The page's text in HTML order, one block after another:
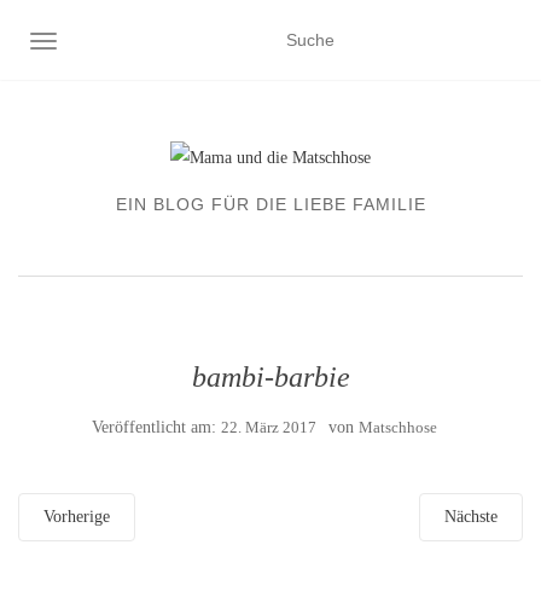
NAVIGATION EIN-/AUSSCHALTEN
EIN BLOG FÜR DIE LIEBE FAMILIE
bambi-barbie
Veröffentlicht am: 22. März 2017 von Matschhose
Vorherige Nächste